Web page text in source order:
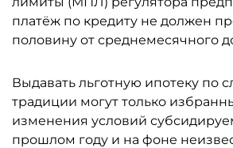
платёж по кредиту не должен
половину от среднемесячного
Выдавать льготную ипотеку по
традиции могут только
изменения условий
прошлом году и на фоне